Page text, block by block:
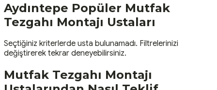
Aydıntepe Popüler Mutfak
Tezgahı Montajı Ustaları
Seçtiğiniz kriterlerde usta bulunamadı. Filtrelerinizi
değiştirerek tekrar deneyebilirsiniz.
Mutfak Tezgahı Montajı